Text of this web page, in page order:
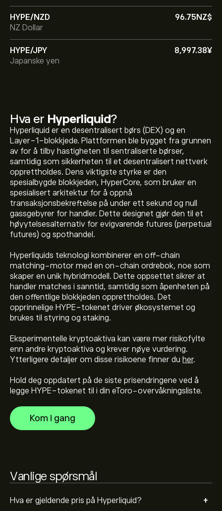
HYPE/NZD
96.75‎NZ$‎
NZ Dollar
HYPE/JPY
8,997.38‎¥‎
Japanske yen
Hva er Hyperliquid?
Hyperliquid er en desentralisert børs (DEX) og en
Layer-1-blokkjede. Plattformen ble bygget fra grunnen
av for å tilby hastigheten til sentraliserte børser,
samtidig som sikkerheten til et desentralisert nettverk
opprettholdes. Dens viktigste styrke er den
spesialbygde blokkjeden, HyperCore, som bruker en
spesialisert arkitektur for å oppnå
transaksjonsbekreftelse på under ett sekund og null
gassgebyrer for handler. Dette designet gjør den til et
høyytelsesalternativ for evigvarende futures (perpetual
futures) og spothandel.
Hyperliquids teknologi kombinerer en off-chain
matching-motor med en on-chain ordrebok, noe som
skaper en unik hybridmodell. Dette oppsettet sikrer at
handler matches i sanntid, samtidig som åpenheten på
den offentlige blokkjeden opprettholdes. Det
opprinnelige HYPE-tokenet driver økosystemet og
brukes til styring og staking.
Eksperimentelle kryptoaktiva kan være mer risikofylte
enn andre kryptoaktiva og krever nøye vurdering.
Ytterligere detaljer om disse risikoene finner du her.
Hold deg oppdatert på de siste prisendringene ved å
legge HYPE-tokenet til i din eToro-overvåkningsliste.
Kom i gang
Vanlige spørsmål
Hva er gjeldende pris på Hyperliquid? +
Gjeldende pris på HYPE er 56.83‎$‎
Markedsverdien til Hyperliquid er 14.37B‎$‎
Den høyeste prisen Hyperliquid har hatt er 76.89‎$‎
Hyperliquid har et 24-timers handelsvolum på 237.14M
44.83‎$‎ det siste året.
For å kjøpe HYPE, gå til "Hyperliquid (HYPE)"-siden på
eToro-nettsiden. Når du har opprettet konto og satt
inn penger, klikker du på «Handel»-knappen og
bestemmer hvor mye Hyperliquid du ønsker å kjøpe. Du